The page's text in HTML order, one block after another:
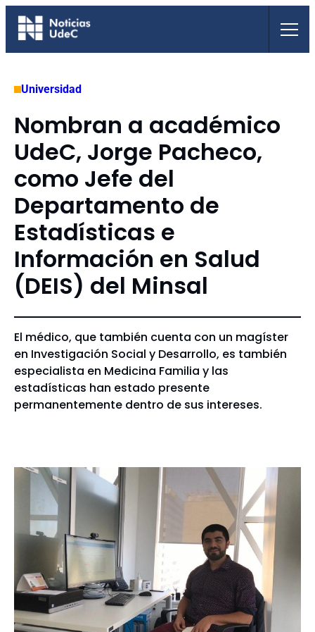
Saltar
Universidad
Nombran a académico
UdeC, Jorge Pacheco,
como Jefe del
Departamento de
Estadísticas e
Información en Salud
(DEIS) del Minsal
El médico, que también cuenta con un magíster
en Investigación Social y Desarrollo, es también
especialista en Medicina Familia y las
estadísticas han estado presente
permanentemente dentro de sus intereses.